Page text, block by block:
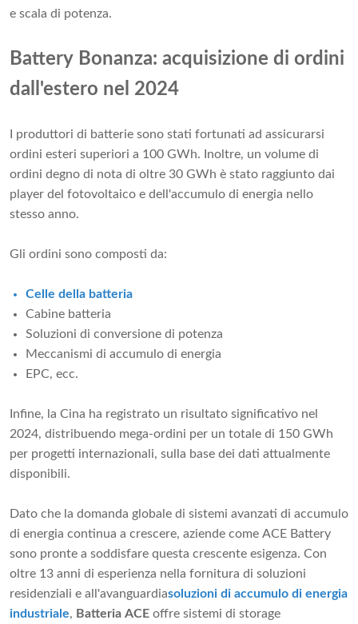
e scala di potenza.
Battery Bonanza: acquisizione di ordini
dall'estero nel 2024
I produttori di batterie sono stati fortunati ad assicurarsi
ordini esteri superiori a 100 GWh. Inoltre, un volume di
ordini degno di nota di oltre 30 GWh è stato raggiunto dai
player del fotovoltaico e dell'accumulo di energia nello
stesso anno.
Gli ordini sono composti da:
Celle della batteria
Cabine batteria
Soluzioni di conversione di potenza
Meccanismi di accumulo di energia
EPC, ecc.
Infine, la Cina ha registrato un risultato significativo nel
2024, distribuendo mega-ordini per un totale di 150 GWh
per progetti internazionali, sulla base dei dati attualmente
disponibili.
Dato che la domanda globale di sistemi avanzati di accumulo
di energia continua a crescere, aziende come ACE Battery
sono pronte a soddisfare questa crescente esigenza. Con
oltre 13 anni di esperienza nella fornitura di soluzioni
residenziali e all'avanguardiasoluzioni di accumulo di energia
industriale, Batteria ACE offre sistemi di storage